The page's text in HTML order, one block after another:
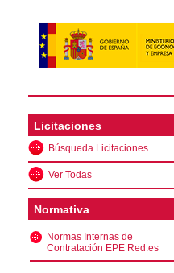
Licitaciones
Búsqueda Licitaciones
Ver Todas
Normativa
Normas Internas de
Contratación EPE Red.es